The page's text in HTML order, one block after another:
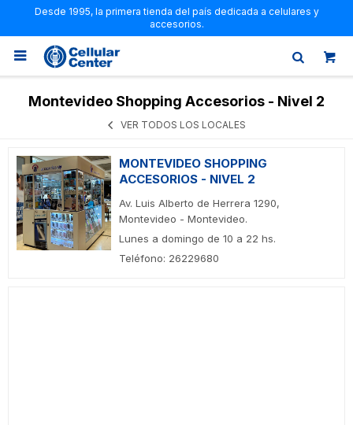
Desde 1995, la primera tienda del país dedicada a celulares y
accesorios.

Montevideo Shopping Accesorios - Nivel 2
VER TODOS LOS LOCALES
MONTEVIDEO SHOPPING
ACCESORIOS - NIVEL 2
Av. Luis Alberto de Herrera 1290,
Montevideo - Montevideo.
Lunes a domingo de 10 a 22 hs.
Teléfono: 26229680